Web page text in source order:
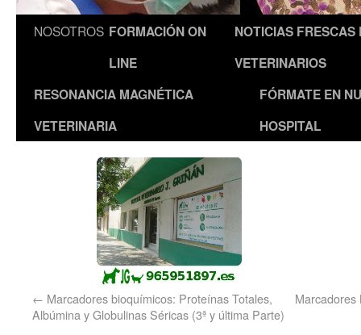
NOSOTROS FORMACIÓN ON
LINE
NOTICIAS FRESCAS
VETERINARIOS
RESONANCIA MAGNÉTICA
VETERINARIA
FÓRMATE EN
HOSPITAL
← Marcadores bioquímicos: Proteínas Totales,
Albúmina y Globulinas Séricas (3ª y última Parte)
Marcadores